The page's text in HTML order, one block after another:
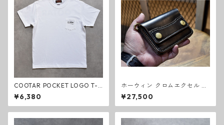
COOTAR POCKET LOGO T-s
hirt white
¥6,380
ホーウィン クロムエクセル ト
ラッカーウォレット スモール
¥27,500